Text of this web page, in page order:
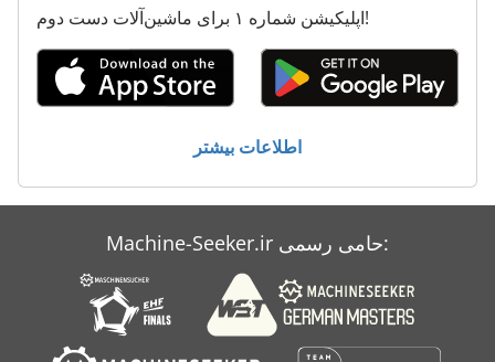
Ka 77
اپلیکیشن شماره ۱ برای ماشین‌آلات دست دوم!
اطلاعات بیشتر
Machine-Seeker.ir حامی رسمی: